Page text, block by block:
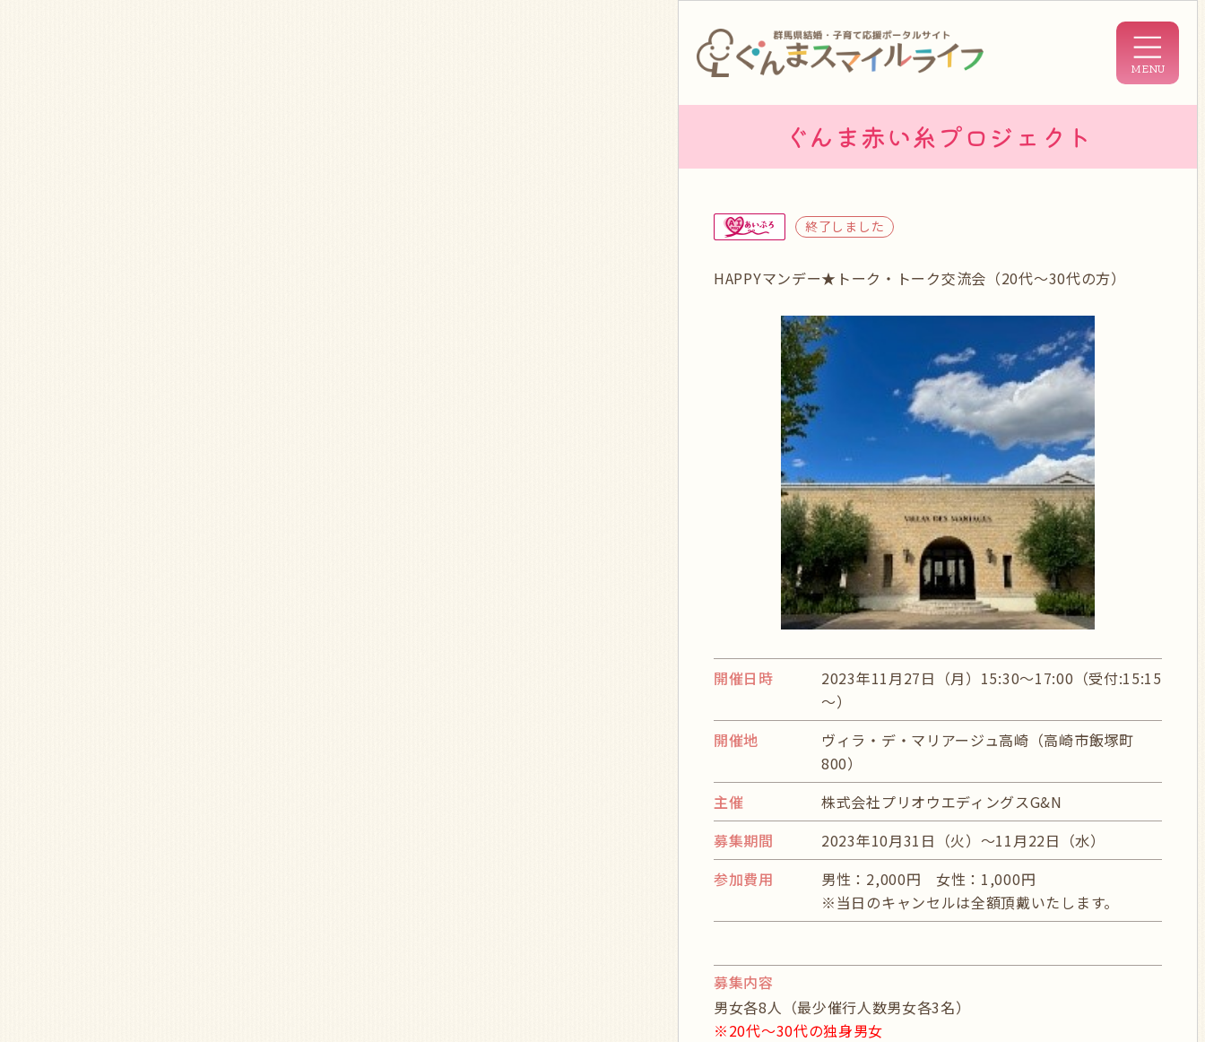
ぐんま赤い糸プロジェクト
終了しました
HAPPYマンデー★トーク・トーク交流会（20代～30代の方）
開催日時
2023年11月27日（月）15:30～17:00（受付:15:15
～）
開催地
ヴィラ・デ・マリアージュ高崎（高崎市飯塚町
800）
主催
株式会社プリオウエディングスG&N
募集期間
2023年10月31日（火）～11月22日（水）
参加費用
男性：2,000円 女性：1,000円
※当日のキャンセルは全額頂戴いたします。
募集内容
男女各8人（最少催行人数男女各3名）
※20代～30代の独身男女